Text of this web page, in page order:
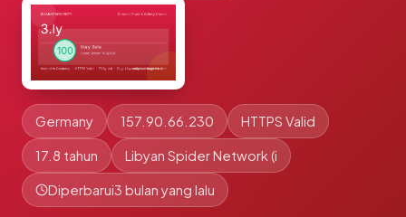
Germany 157.90.66.230 HTTPS Valid
17.8 tahun Libyan Spider Network (i
Diperbarui3 bulan yang lalu